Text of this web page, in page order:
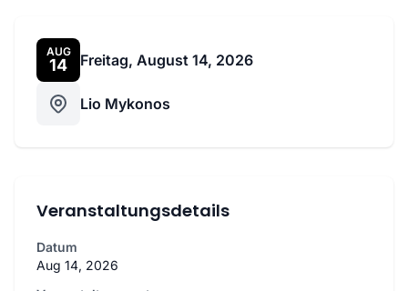
AUG
14 Freitag, August 14, 2026
Lio Mykonos
Veranstaltungsdetails
Datum
Aug 14, 2026